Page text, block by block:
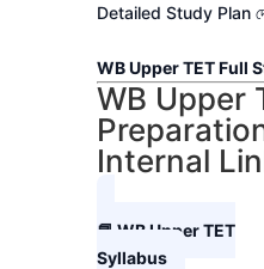
Detailed Study Plan
WB Upper TET Full
WB Upper
Internal
📘 WB Upper TET
Syllabus